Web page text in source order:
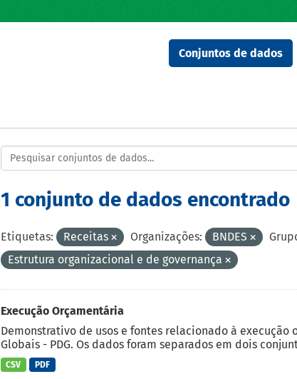
Conjuntos de dados
1 conjunto de dados encontrado
Etiquetas: Receitas Organizações: BNDES
Estrutura organizacional e de governança
Execução Orçamentária
Demonstrativo de usos e fontes relacionado à
Globais - PDG. Os dados foram separados em dois
CSV PDF